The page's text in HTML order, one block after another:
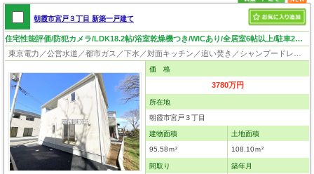
朝霞市宮戸３丁目 新築一戸建て
住宅性能評価/防犯カメラ/LDK18.2帖/浴室乾燥機つき/WICあり/全居室6帖以上/駐車2台可/閑静な住宅地
価 格
3780万円
所在地
朝霞市宮戸３丁目
建物面積
95.58ｍ²
土地面積
108.10ｍ²
間取り 築年月